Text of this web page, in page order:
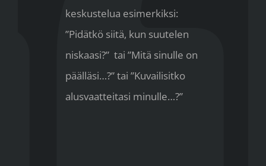
keskustelua esimerkiksi:
”Pidätkö siitä, kun suutelen
niskaasi?” tai ”Mitä sinulle on
päälläsi…?” tai ”Kuvailisitko
alusvaatteitasi minulle…?”